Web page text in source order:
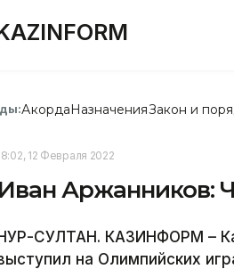
АкордаНазначенияЗакон и
12 Февраля 2022
Иван Аржанников:
СУЛТАН. КАЗИНФОРМ –
на Олимпийских